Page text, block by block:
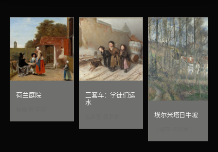
荷兰庭院
三套车：学徒们运
水
埃尔米塔日牛坡